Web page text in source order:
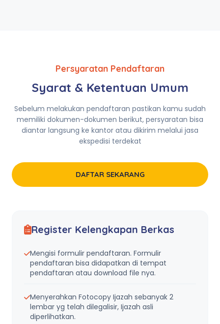
Persyaratan Pendaftaran
Syarat & Ketentuan Umum
Sebelum melakukan pendaftaran pastikan kamu sudah
memiliki dokumen-dokumen berikut, persyaratan bisa
diantar langsung ke kantor atau dikirim melalui jasa
ekspedisi terdekat
DAFTAR SEKARANG
Register Kelengkapan Berkas
Mengisi formulir pendaftaran. Formulir
pendaftaran bisa didapatkan di tempat
pendaftaran atau download file nya.
Menyerahkan Fotocopy Ijazah sebanyak 2
lembar yg telah dilegalisir, Ijazah asli
diperlihatkan.